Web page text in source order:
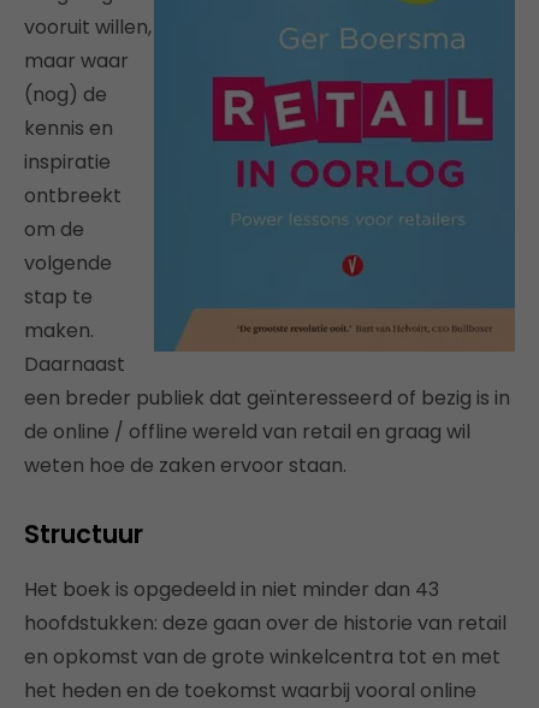
vooruit willen,
maar waar
(nog) de
kennis en
inspiratie
ontbreekt
om de
volgende
stap te
maken.
Daarnaast
een breder publiek dat geïnteresseerd of bezig is in
de online / offline wereld van retail en graag wil
weten hoe de zaken ervoor staan.
Structuur
Het boek is opgedeeld in niet minder dan 43
hoofdstukken: deze gaan over de historie van retail
en opkomst van de grote winkelcentra tot en met
het heden en de toekomst waarbij vooral online